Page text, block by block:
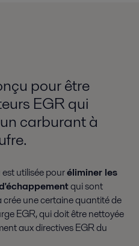
pour être
EGR qui
carburant à
est utilisée pouréliminer les
qui sont
crée une certaine quantité de
EGR, qui doit être nettoyée
aux directives EGR du